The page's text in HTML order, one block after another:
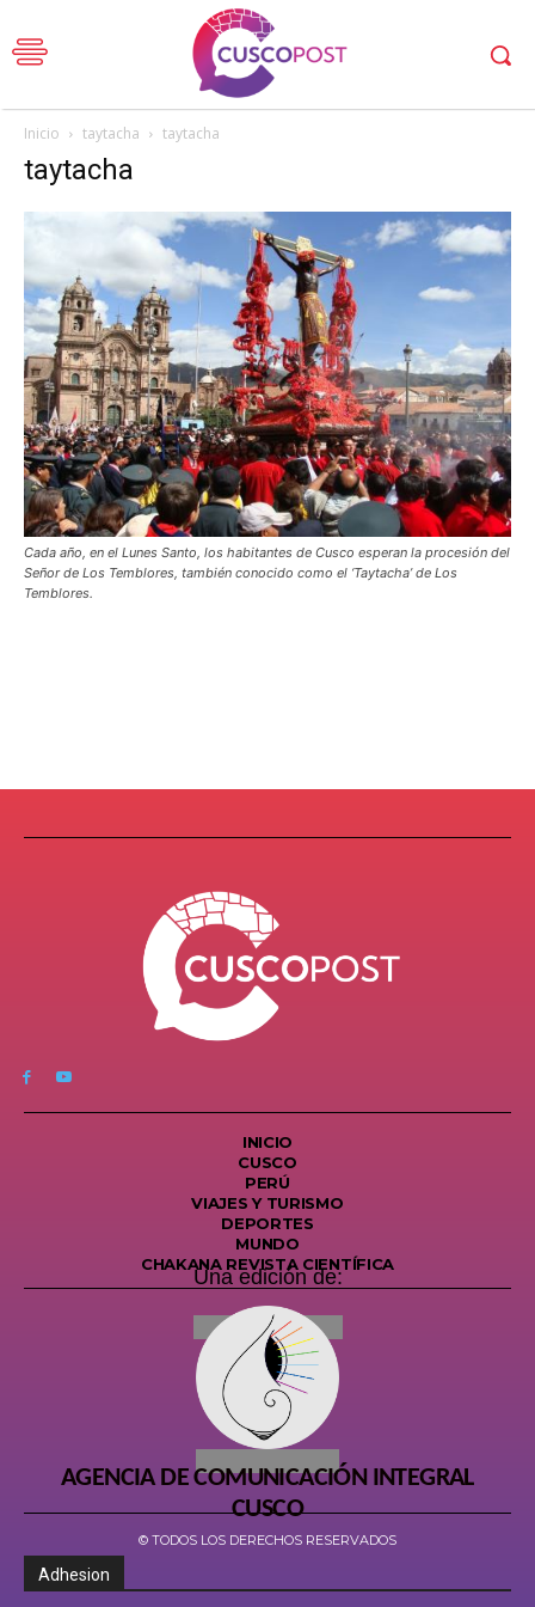
Inicio taytacha taytacha
taytacha
Cada año, en el Lunes Santo, los habitantes de Cusco esperan la procesión del
Señor de Los Temblores, también conocido como el ‘Taytacha’ de Los
Temblores.
INICIO
CUSCO
PERÚ
VIAJES Y TURISMO
DEPORTES
MUNDO
CHAKANA REVISTA CIENTÍFICA
Una edición de:
AGENCIA DE COMUNICACIÓN INTEGRAL
CUSCO
© TODOS LOS DERECHOS RESERVADOS
Adhesion